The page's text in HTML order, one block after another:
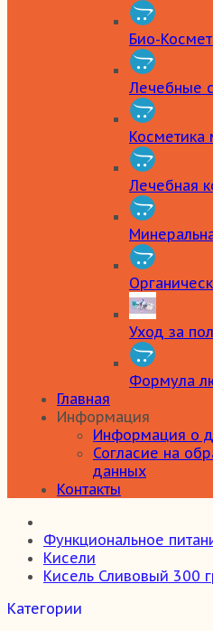
Био-
Лечебные
Косметика
Лечебная
Уход за
Формула
Главная
Информация
Информация о
Согласие на
данных
Контакты
Функциональное
Кисели
Кисель Сливовый 300
Категории